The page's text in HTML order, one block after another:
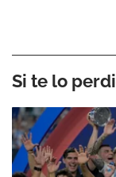
Si te lo